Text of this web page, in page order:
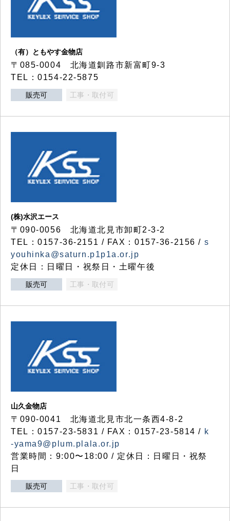
（有）ともやす金物店
〒085-0004 北海道釧路市新富町9-3
TEL：0154-22-5875
販売可 工事・取付可
(株)水沢エース
〒090-0056 北海道北見市卸町2-3-2
TEL：0157-36-2151 / FAX：0157-36-2156 / s
youhinka@saturn.p1p1a.or.jp
定休日：日曜日・祝祭日・土曜午後
販売可 工事・取付可
山久金物店
〒090-0041 北海道北見市北一条西4-8-2
TEL：0157-23-5831 / FAX：0157-23-5814 / k
-yama9@plum.plala.or.jp
営業時間：9:00〜18:00 / 定休日：日曜日・祝祭
日
販売可 工事・取付可